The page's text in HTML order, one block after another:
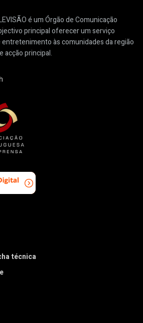
é um Órgão de Comunicação
principal oferecer um serviço
às comunidades da região
acção principal.
técnica